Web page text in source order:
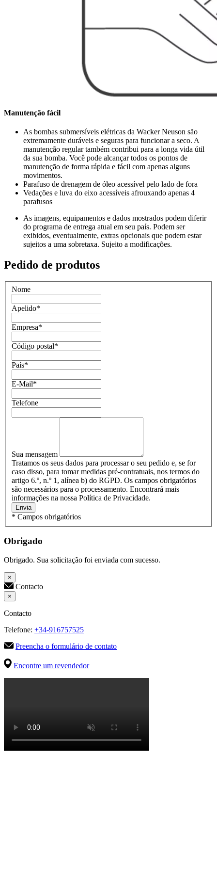
Manutenção fácil
As bombas submersíveis elétricas da Wacker Neuson são
extremamente duráveis e seguras para funcionar a seco. A
manutenção regular também contribui para a longa vida útil
da sua bomba. Você pode alcançar todos os pontos de
manutenção de forma rápida e fácil com apenas alguns
movimentos.
Parafuso de drenagem de óleo acessível pelo lado de fora
Vedações e luva do eixo acessíveis afrouxando apenas 4
parafusos
As imagens, equipamentos e dados mostrados podem diferir
do programa de entrega atual em seu país. Podem ser
exibidos, eventualmente, extras opcionais que podem estar
sujeitos a uma sobretaxa. Sujeito a modificações.
Pedido de produtos
Nome
Apelido*
Empresa*
Código postal*
País*
E-Mail*
Telefone
Sua mensagem
Tratamos os seus dados para processar o seu pedido e, se for
caso disso, para tomar medidas pré-contratuais, nos termos do
artigo 6.º, n.º 1, alínea b) do RGPD. Os campos obrigatórios
são necessários para o processamento. Encontrará mais
informações na nossa Política de Privacidade.
Envia
* Campos obrigatórios
Obrigado
Obrigado. Sua solicitação foi enviada com sucesso.
×
Contacto
×
Contacto
Telefone: +34-916757525
Preencha o formulário de contato
Encontre um revendedor